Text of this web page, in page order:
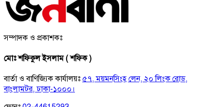
সম্পাদক ও প্রকাশকঃ
মোঃ শফিকুল ইসলাম ( শফিক )
বার্তা ও বাণিজ্যিক কার্যালয়ঃ ৫৭, ময়মনসিংহ লেন, ২০ লিংক রোড,
বাংলামটর, ঢাকা-১০০০।